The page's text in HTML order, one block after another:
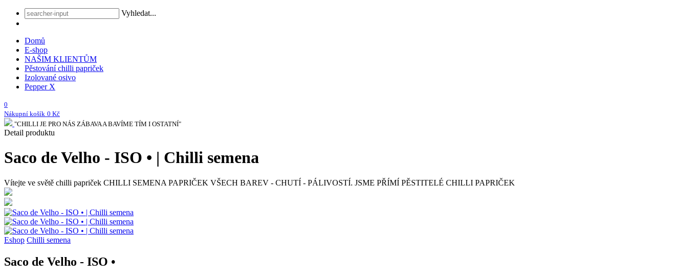
Vyhledat...
Domů
E-shop
NAŠIM KLIENTŮM
Pěstování chilli papriček
Izolované osivo
Pepper X
0
Nákupní košík 0 Kč
"CHILLI JE PRO NÁS ZÁBAVA A BAVÍME TÍM I OSTATNÍ"
Detail produktu
Saco de Velho - ISO • | Chilli semena
Vítejte ve světě chilli papriček CHILLI SEMENA PAPRIČEK VŠECH BAREV - CHUTÍ - PÁLIVOSTÍ. JSME PŘÍMÍ PĚSTITELÉ CHILLI PAPRIČEK
Eshop Chilli semena
Saco de Velho - ISO •